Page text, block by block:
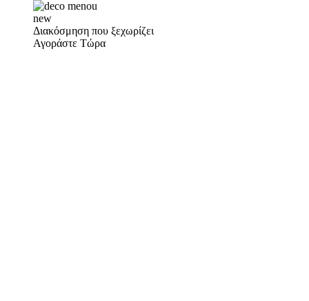
new
Διακόσμηση που ξεχωρίζει
Αγοράστε Τώρα